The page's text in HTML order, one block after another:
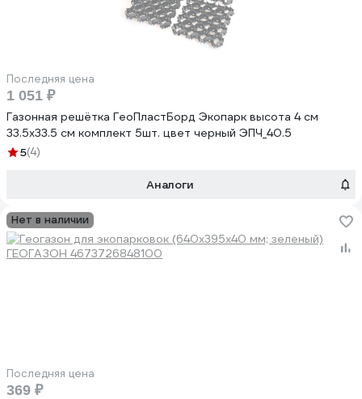
Последняя цена
1 051 ₽
Газонная решётка ГеоПластБорд Экопарк высота 4 см
33.5х33.5 см комплект 5шт. цвет черный ЭПЧ_40.5
5(4)
Аналоги
Нет в наличии
Последняя цена
369 ₽